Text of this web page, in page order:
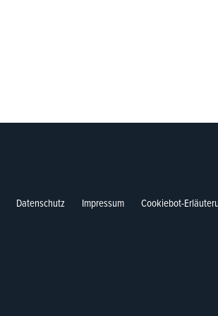
Datenschutz Impressum Cookiebot-